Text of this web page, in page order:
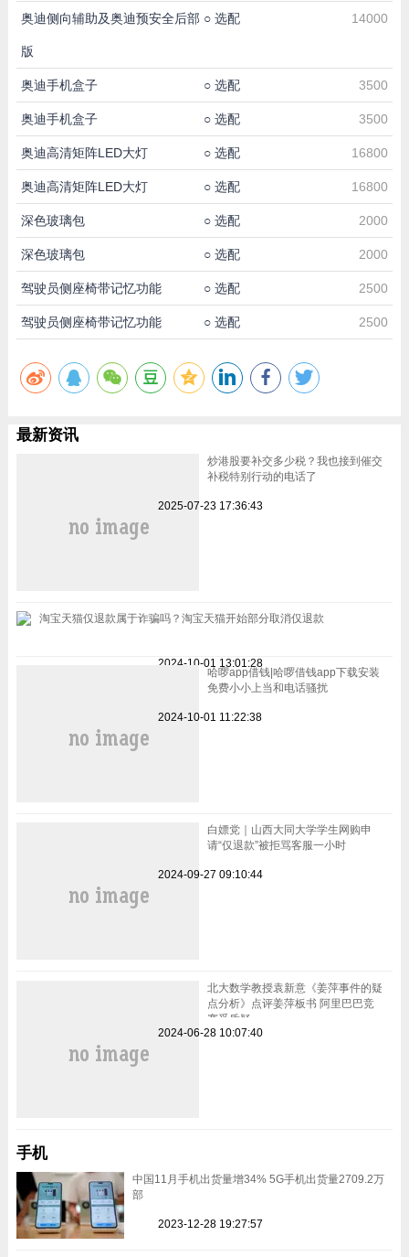
奥迪侧向辅助及奥迪预安全后部
版
○ 选配 14000
奥迪手机盒子 ○ 选配 3500
奥迪手机盒子 ○ 选配 3500
奥迪高清矩阵LED大灯 ○ 选配 16800
奥迪高清矩阵LED大灯 ○ 选配 16800
深色玻璃包 ○ 选配 2000
深色玻璃包 ○ 选配 2000
驾驶员侧座椅带记忆功能 ○ 选配 2500
驾驶员侧座椅带记忆功能 ○ 选配 2500
最新资讯
炒港股要补交多少税？我也接到催交
补税特别行动的电话了
2025-07-23 17:36:43
淘宝天猫仅退款属于诈骗吗？淘宝天猫开始部分取消仅退款
2024-10-01 13:01:28
哈啰app借钱|哈啰借钱app下载安装
免费小小上当和电话骚扰
2024-10-01 11:22:38
白嫖党｜山西大同大学学生网购申
请“仅退款”被拒骂客服一小时
2024-09-27 09:10:44
北大数学教授袁新意《姜萍事件的疑
点分析》点评姜萍板书 阿里巴巴竞
赛受质疑
2024-06-28 10:07:40
手机
中国11月手机出货量增34% 5G手机出货量2709.2万
部
2023-12-28 19:27:57